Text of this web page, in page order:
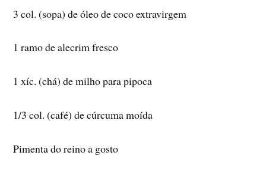
3 col. (sopa) de óleo de coco extravirgem
1 ramo de alecrim fresco
1 xíc. (chá) de milho para pipoca
1/3 col. (café) de cúrcuma moída
Pimenta do reino a gosto